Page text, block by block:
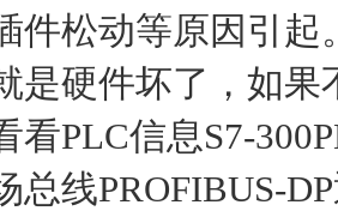
件松动等原因引起
是硬件坏了，如
看PLC信息S7-
总线PROFIBUS-